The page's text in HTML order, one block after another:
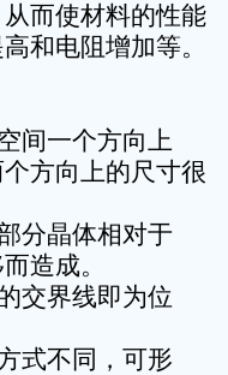
而使材料的性能
和电阻增加等。
间一个方向上
方向上的尺寸很
分晶体相对于
造成。
交界线即为位
式不同，可形